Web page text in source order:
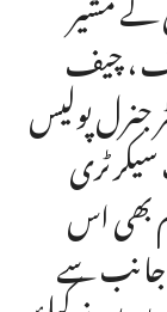
، چیف
جنرل پولیس
بھی اس
جانب سے